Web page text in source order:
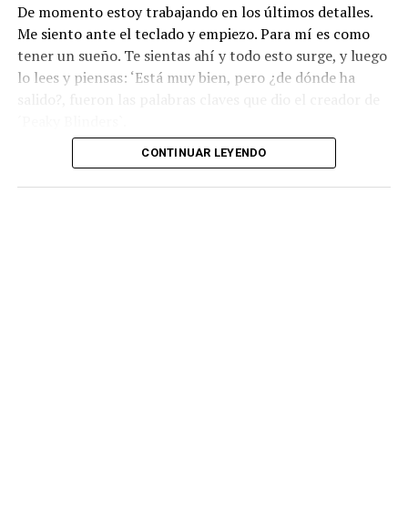
De momento estoy trabajando en los últimos detalles.
Me siento ante el teclado y empiezo. Para mí es como
tener un sueño. Te sientas ahí y todo esto surge, y luego
lo lees y piensas: ‘Está muy bien, pero ¿de dónde ha
CONTINUAR LEYENDO